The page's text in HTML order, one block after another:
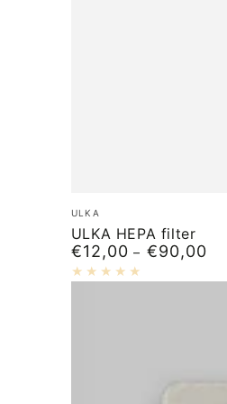
ULKA
HEPA
filter
Merk:
ULKA
ULKA HEPA filter
Normale
prijs
€12,00 €90,00